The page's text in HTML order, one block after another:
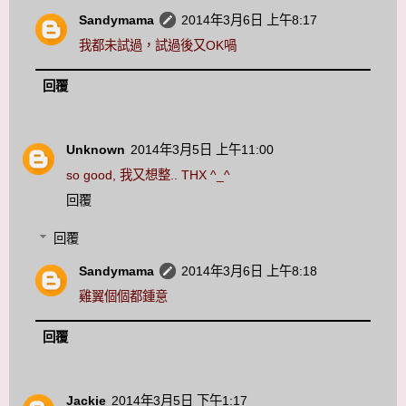
Sandymama
2014年3月6日 上午8:17
我都未試過，試過後又OK喎
回覆
Unknown 2014年3月5日 上午11:00
so good, 我又想整.. THX ^_^
回覆
回覆
Sandymama
2014年3月6日 上午8:18
雞翼個個都鍾意
回覆
Jackie 2014年3月5日 下午1:17